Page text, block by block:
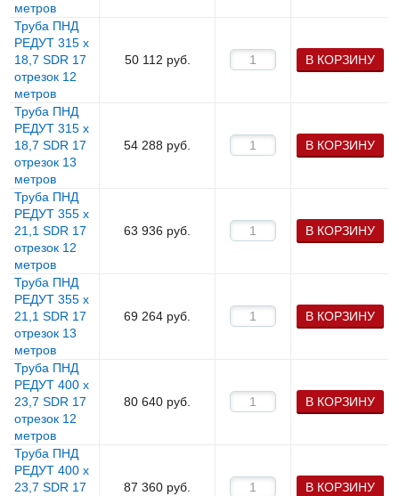
метров
Труба ПНД
РЕДУТ 315 х
18,7 SDR 17
отрезок 12
метров
50 112 руб. В КОРЗИНУ
Труба ПНД
РЕДУТ 315 х
18,7 SDR 17
отрезок 13
метров
54 288 руб. В КОРЗИНУ
Труба ПНД
РЕДУТ 355 х
21,1 SDR 17
отрезок 12
метров
63 936 руб. В КОРЗИНУ
Труба ПНД
РЕДУТ 355 х
21,1 SDR 17
отрезок 13
метров
69 264 руб. В КОРЗИНУ
Труба ПНД
РЕДУТ 400 х
23,7 SDR 17
отрезок 12
метров
80 640 руб. В КОРЗИНУ
Труба ПНД
РЕДУТ 400 х
23,7 SDR 17
87 360 руб. В КОРЗИНУ